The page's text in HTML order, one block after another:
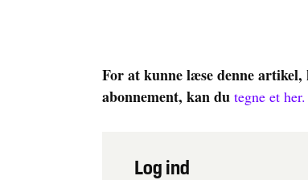
For at kunne læse denne
abonnement, kan du tegne et her.
Log ind